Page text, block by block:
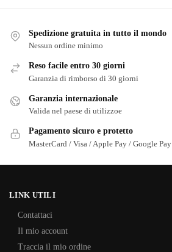
Spedizione gratuita in tutto il mondo
Nessun ordine minimo
Reso facile entro 30 giorni
Garanzia di rimborso di 30 giorni
Garanzia internazionale
Valida nel paese di utilizzoe
Pagamento sicuro e protetto
MasterCard / Visa / Apple Pay / Google Pay
LINK UTILI
Contattaci
Il mio account
Traccia il mio ordine